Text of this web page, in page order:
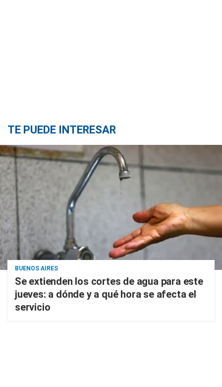
TE PUEDE INTERESAR
BUENOS AIRES
Se extienden los cortes de agua para este
jueves: a dónde y a qué hora se afecta el
servicio